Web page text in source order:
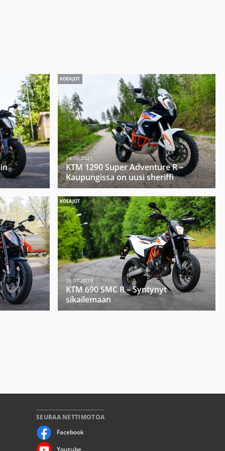
KOEAJOT
14.06.2021
KTM 1290 Super Adventure R –
Kaupungissa on uusi sheriffi
KOEAJOT
26.07.2019
KTM 690 SMC R – Syntynyt
sikailemaan
SEURAA NETTIMOTOA
Facebook
Youtube